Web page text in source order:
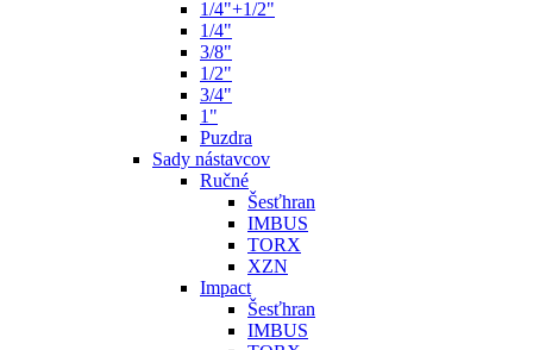
1/4"+1/2"
1/4"
3/8"
1/2"
3/4"
1"
Puzdra
Sady nástavcov
Ručné
Šesťhran
IMBUS
TORX
XZN
Impact
Šesťhran
IMBUS